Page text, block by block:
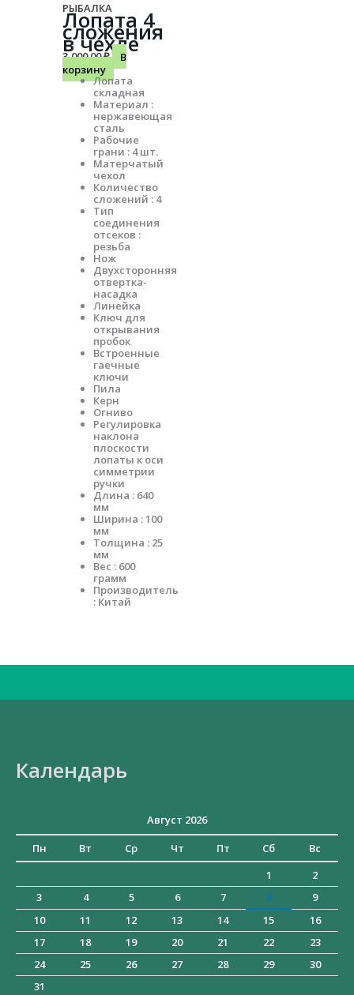
РЫБАЛКА
Лопата 4
сложения
в чехле
3,000.00₽
В
корзину
Лопата
складная
Материал :
нержавеющая
сталь
Рабочие
грани : 4 шт.
Матерчатый
чехол
Количество
сложений : 4
Тип
соединения
отсеков :
резьба
Нож
Двухсторонняя
отвертка-
насадка
Линейка
Ключ для
открывания
пробок
Встроенные
гаечные
ключи
Пила
Керн
Огниво
Регулировка
наклона
плоскости
лопаты к оси
симметрии
ручки
Длина : 640
мм
Ширина : 100
мм
Толщина : 25
мм
Вес : 600
грамм
Производитель
: Китай
Календарь
Август 2026
Пн
Вт Ср Чт Пт Сб
Вс
1
2
3
4 5 6 7 8
9
10
11 12 13 14 15
16
17
18 19 20 21 22
23
24
25 26 27 28 29
30
31